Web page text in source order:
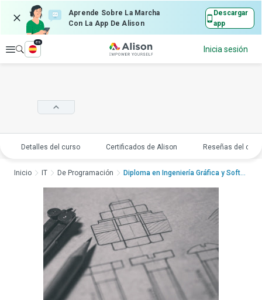
Aprende Sobre La Marcha
Con La App De Alison
Descargar
app
Explorar
es
Inicia sesión
Detalles del curso Certificados de Alison Reseñas del
Inicio IT De Programación Diploma en Ingeniería Gráfica y SoftwareD...